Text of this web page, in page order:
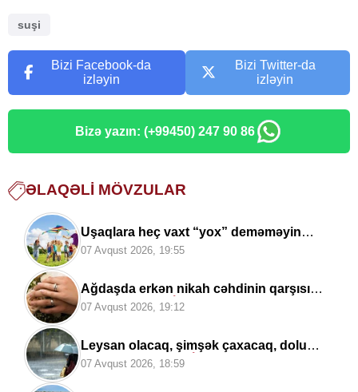
suşi
Bizi Facebook-da
izləyin
Bizi Twitter-da
izləyin
Bizə yazın: (+99450) 247 90 86
ƏLAQƏLI MÖVZULAR
Uşaqlara heç vaxt “yox” deməməyin
təhlükəli fəsadı –Psixoloqdan
valideynlərə XƏBƏRDARLIQ
07 Avqust 2026, 19:55
Ağdaşda erkən nikah cəhdinin qarşısı
alındı:Toy TƏXİRƏ SALINDI
07 Avqust 2026, 19:12
Leysan olacaq, şimşək çaxacaq, dolu
düşəcək — ƏHALİYƏ XƏBƏRDARLIQ
07 Avqust 2026, 18:59